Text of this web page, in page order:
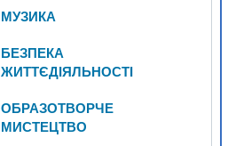
МУЗИКА
БЕЗПЕКА
ЖИТТЄДІЯЛЬНОСТІ
ОБРАЗОТВОРЧЕ
МИСТЕЦТВО